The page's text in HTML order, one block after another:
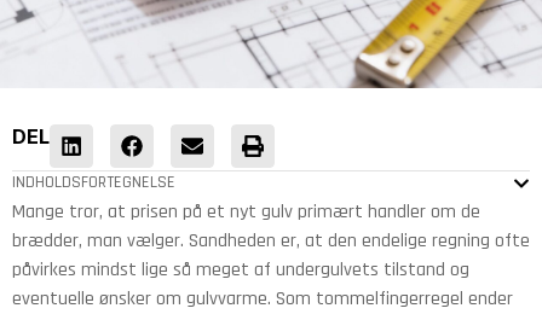
DEL
INDHOLDSFORTEGNELSE
Mange tror, at prisen på et nyt gulv primært handler om de
brædder, man vælger. Sandheden er, at den endelige regning ofte
påvirkes mindst lige så meget af undergulvets tilstand og
eventuelle ønsker om gulvvarme. Som tommelfingerregel ender